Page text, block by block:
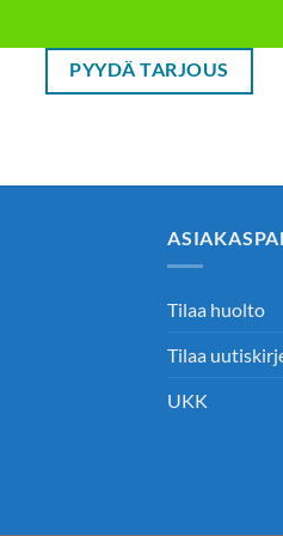
PYYDÄ TARJOUS
Tilaa huolto
Tilaa
UKK